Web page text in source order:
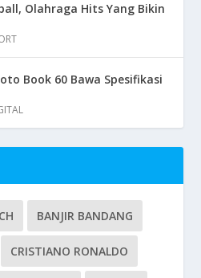
Olahraga Hits Yang Bikin
Book 60 Bawa Spesifikasi
BANJIR BANDANG
CRISTIANO RONALDO